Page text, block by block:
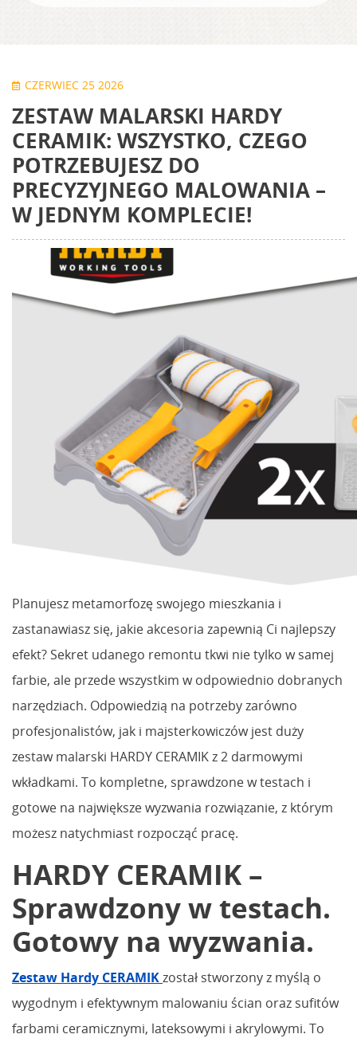
CZERWIEC 25 2026
ZESTAW MALARSKI HARDY
CERAMIK: WSZYSTKO, CZEGO
POTRZEBUJESZ DO
PRECYZYJNEGO MALOWANIA –
W JEDNYM KOMPLECIE!
Planujesz metamorfozę swojego mieszkania i
zastanawiasz się, jakie akcesoria zapewnią Ci najlepszy
efekt? Sekret udanego remontu tkwi nie tylko w samej
farbie, ale przede wszystkim w odpowiednio dobranych
narzędziach. Odpowiedzią na potrzeby zarówno
profesjonalistów, jak i majsterkowiczów jest duży
zestaw malarski HARDY CERAMIK z 2 darmowymi
wkładkami. To kompletne, sprawdzone w testach i
gotowe na największe wyzwania rozwiązanie, z którym
możesz natychmiast rozpocząć pracę.
HARDY CERAMIK –
Sprawdzony w testach.
Gotowy na wyzwania.
Zestaw Hardy CERAMIKzostał stworzony z myślą o
wygodnym i efektywnym malowaniu ścian oraz sufitów
farbami ceramicznymi, lateksowymi i akrylowymi. To